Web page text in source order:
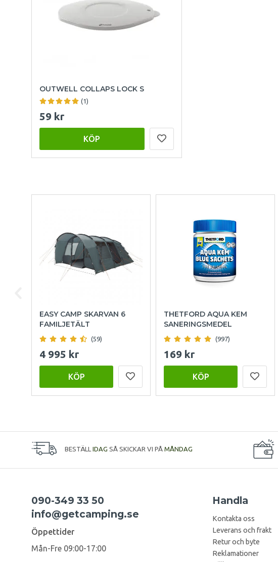
OUTWELL COLLAPS LOCK S
(1)
59 kr
KÖP
EASY CAMP SKARVAN 6
FAMILJETÄLT
(59)
4 995 kr
KÖP
THETFORD AQUA KEM
SANERINGSMEDEL
(997)
169 kr
KÖP
BESTÄLL IDAG SÅ SKICKAR VI PÅ MÅNDAG
090-349 33 50
info@getcamping.se
Öppettider
Mån-Fre 09:00-17:00
Handla
Kontakta oss
Leverans och frakt
Retur och byte
Reklamationer